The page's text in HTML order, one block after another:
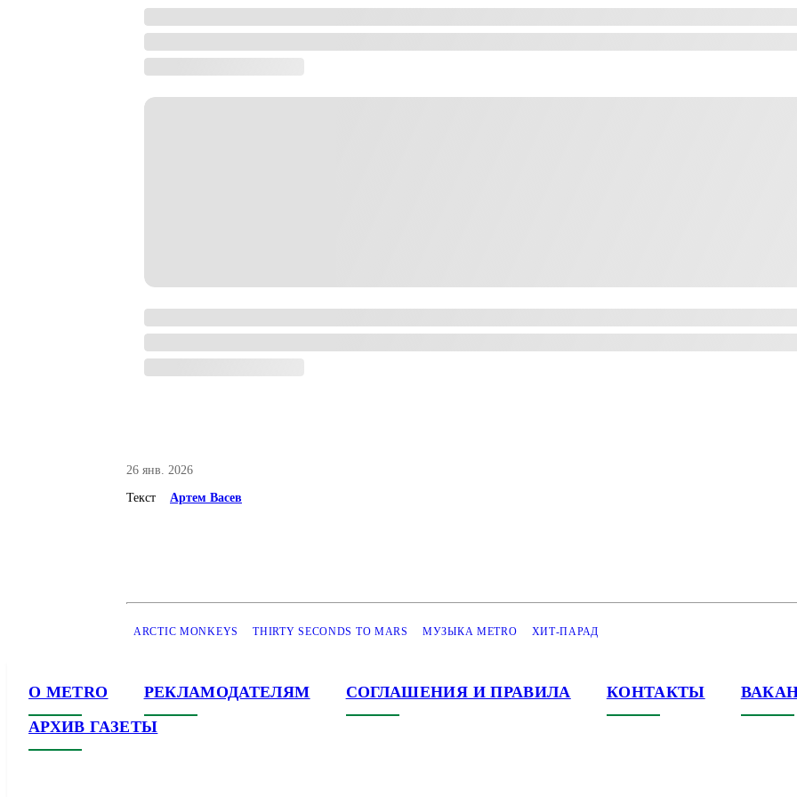
26 янв. 2026
Текст Артем Васев
ARCTIC MONKEYS THIRTY SECONDS TO MARS МУЗЫКА METRO ХИТ-ПАРАД
О METRO РЕКЛАМОДАТЕЛЯМ СОГЛАШЕНИЯ И ПРАВИЛА КОНТАКТЫ
АРХИВ ГАЗЕТЫ